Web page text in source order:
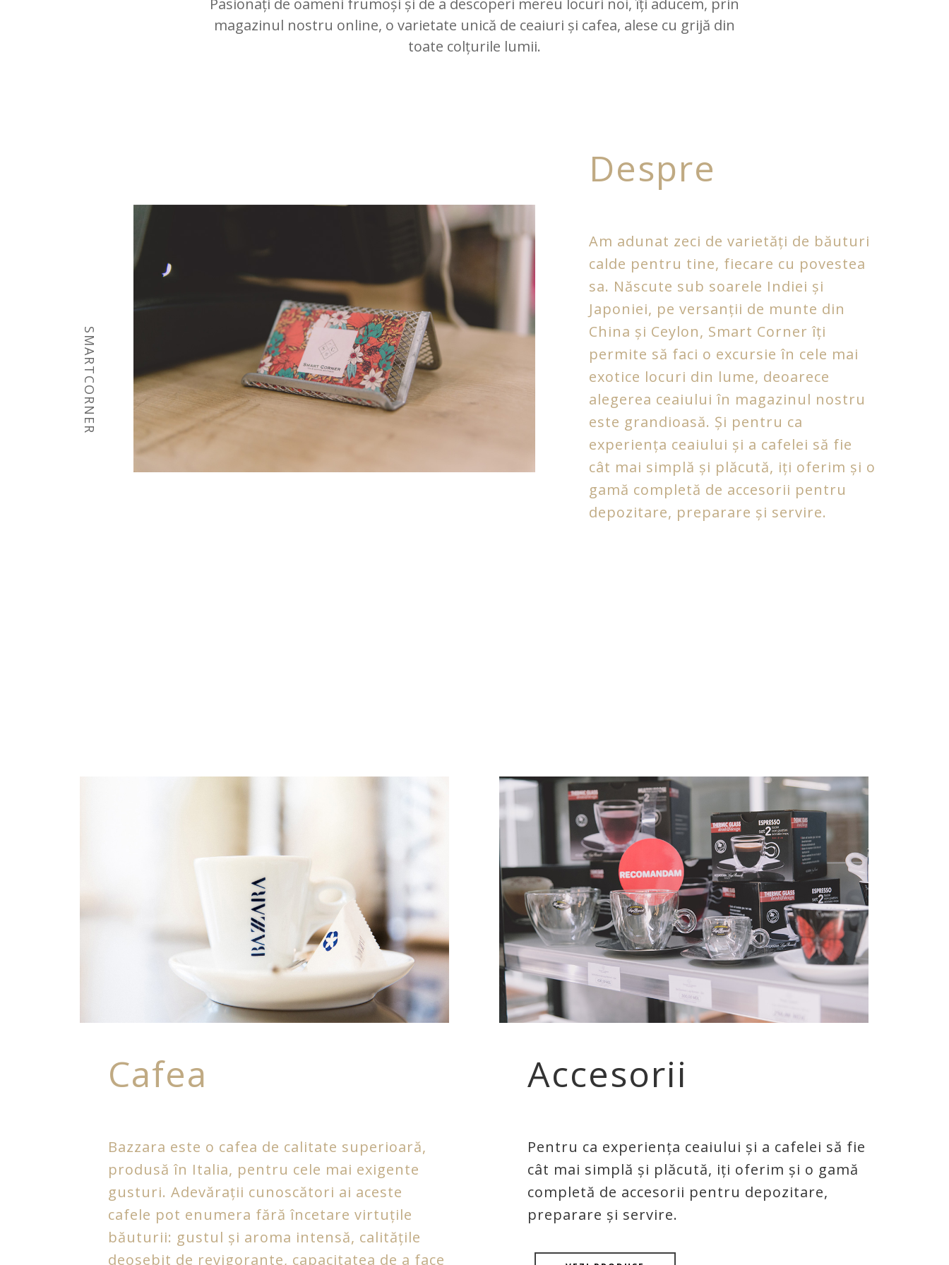
magazinul nostru online, o varietate unică de ceaiuri și cafea, alese cu grijă din
toate colțurile lumii.
SMARTCORNER
Despre
Am adunat zeci de varietăți de băuturi
calde pentru tine, fiecare cu povestea
sa. Născute sub soarele Indiei și
Japoniei, pe versanții de munte din
China și Ceylon, Smart Corner îți
permite să faci o excursie în cele mai
exotice locuri din lume, deoarece
alegerea ceaiului în magazinul nostru
este grandioasă. Și pentru ca
experiența ceaiului și a cafelei să fie
cât mai simplă și plăcută, iți oferim și o
gamă completă de accesorii pentru
depozitare, preparare și servire.
Cafea
Bazzara este o cafea de calitate superioară,
produsă în Italia, pentru cele mai exigente
gusturi. Adevărații cunoscători ai aceste
cafele pot enumera fără încetare virtuțile
băuturii: gustul și aroma intensă, calitățile
deosebit de revigorante, capacitatea de a face
Accesorii
Pentru ca experiența ceaiului și a cafelei să fie
cât mai simplă și plăcută, iți oferim și o gamă
completă de accesorii pentru depozitare,
preparare și servire.